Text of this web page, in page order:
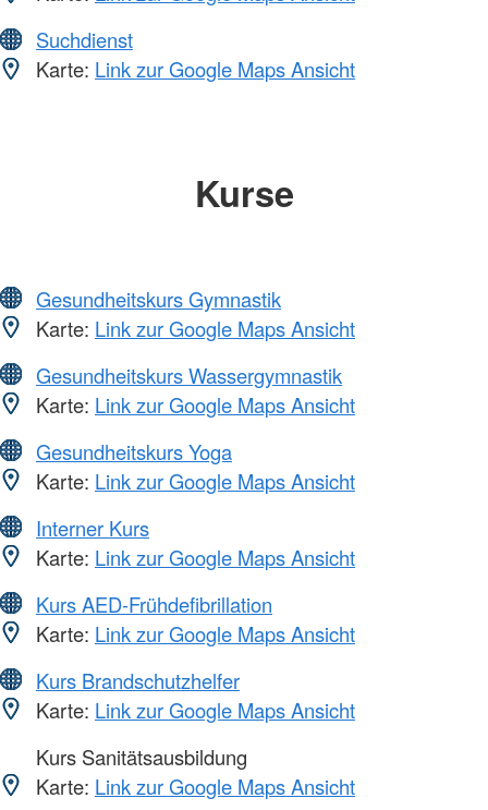
Suchdienst
Karte: Link zur Google Maps Ansicht
Kurse
Gesundheitskurs Gymnastik
Karte: Link zur Google Maps Ansicht
Gesundheitskurs Wassergymnastik
Karte: Link zur Google Maps Ansicht
Gesundheitskurs Yoga
Karte: Link zur Google Maps Ansicht
Interner Kurs
Karte: Link zur Google Maps Ansicht
Kurs AED-Frühdefibrillation
Karte: Link zur Google Maps Ansicht
Kurs Brandschutzhelfer
Karte: Link zur Google Maps Ansicht
Kurs Sanitätsausbildung
Karte: Link zur Google Maps Ansicht